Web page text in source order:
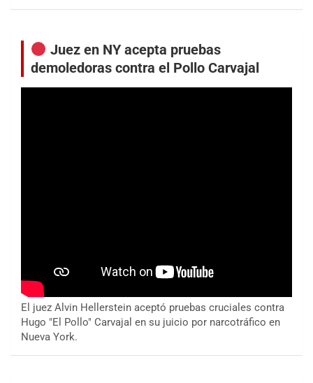
Juez en NY acepta pruebas
demoledoras contra el Pollo Carvajal
El juez Alvin Hellerstein aceptó pruebas cruciales contra
Hugo "El Pollo" Carvajal en su juicio por narcotráfico en
Nueva York.